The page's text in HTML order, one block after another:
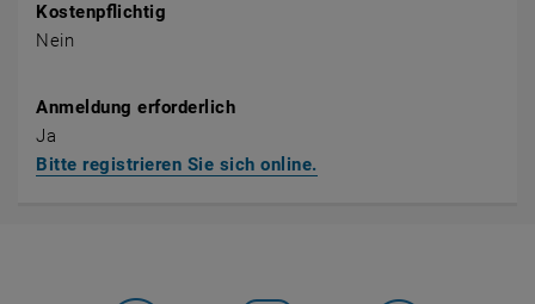
Kostenpflichtig
Nein
Anmeldung erforderlich
Ja
Bitte registrieren Sie sich online.